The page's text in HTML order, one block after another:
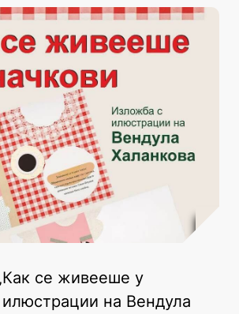
се живееше у
илюстрации на Вендула